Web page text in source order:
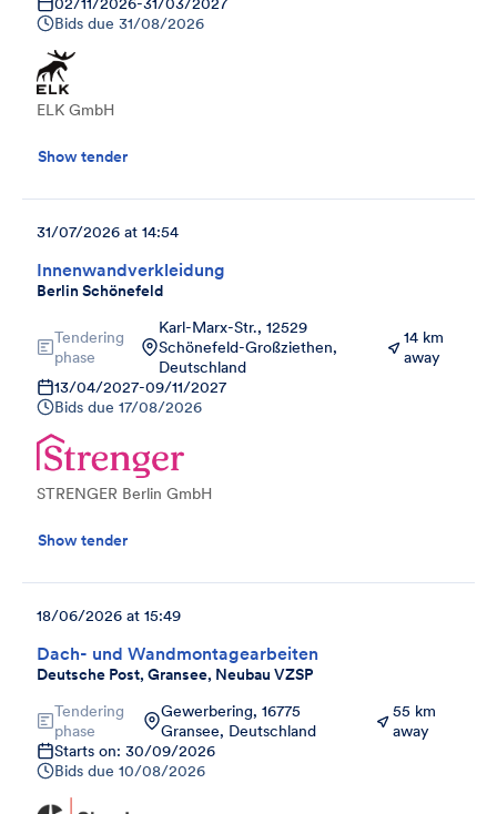
Bids due 31/08/2026
ELK GmbH
Show tender
Innenwandverkleidung
Berlin Schönefeld
31/07/2026 at 14:54
Tendering
phase
Karl-Marx-Str., 12529
Schönefeld-Großziethen,
Deutschland
14 km
away
13/04/2027-09/11/2027
Bids due 17/08/2026
STRENGER Berlin GmbH
Show tender
Dach- und Wandmontagearbeiten
Deutsche Post, Gransee, Neubau VZSP
18/06/2026 at 15:49
Tendering
phase
Gewerbering, 16775
Gransee, Deutschland
55 km
away
Starts on: 30/09/2026
Bids due 10/08/2026